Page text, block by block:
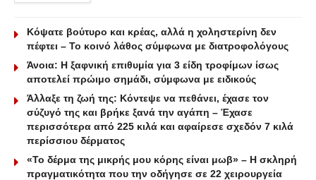
Κόψατε βούτυρο και κρέας, αλλά η χοληστερίνη δεν
πέφτει – Το κοινό λάθος σύμφωνα με διατροφολόγους
Άνοια: Η ξαφνική επιθυμία για 3 είδη τροφίμων ίσως
αποτελεί πρώιμο σημάδι, σύμφωνα με ειδικούς
Άλλαξε τη ζωή της: Κόντεψε να πεθάνει, έχασε τον
σύζυγό της και βρήκε ξανά την αγάπη – Έχασε
περισσότερα από 225 κιλά και αφαίρεσε σχεδόν 7 κιλά
περίσσιου δέρματος
«Το δέρμα της μικρής μου κόρης είναι μωβ» – Η σκληρή
πραγματικότητα που την οδήγησε σε 22 χειρουργεία